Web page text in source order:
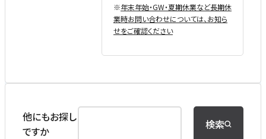
※年末年始・GW・夏期休業など⻑期休
業時お問い合わせについては、お知ら
せをご確認ください
他にもお探し
ですか
検索